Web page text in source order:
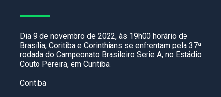
Dia 9 de novembro de 2022, às 19h00 horário de
Brasília, Coritiba e Corinthians se enfrentam pela 37ª
rodada do Campeonato Brasileiro Serie A, no Estádio
Couto Pereira, em Curitiba.
Coritiba